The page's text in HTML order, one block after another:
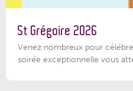
St Grégoire 2026
Venez nombreux pour
soirée exceptionnelle vous